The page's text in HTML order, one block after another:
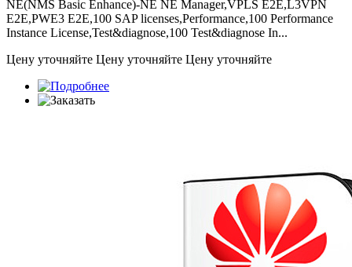
NE(NMS Basic Enhance)-NE NE Manager,VPLS E2E,L3VPN
E2E,PWE3 E2E,100 SAP licenses,Performance,100 Performance
Instance License,Test&diagnose,100 Test&diagnose In...
Цену уточняйте Цену уточняйте Цену уточняйте